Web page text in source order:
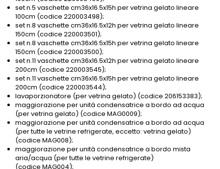
set n.5 vaschette cm36x16.5x15h per vetrina gelato lineare
100cm (codice 220003498);
set n.8 vaschette cm36x16.5x12h per vetrina gelato lineare
150cm (codice 220003501);
set n.8 vaschette cm36x16.5x15h per vetrina gelato lineare
150cm (codice 220003500);
set n.11 vaschette cm36x16.5x12h per vetrina gelato lineare
200cm (codice 220003545);
set n.11 vaschette cm36x16.5x15h per vetrina gelato lineare
200cm (codice 220003544);
lavaporzionatore (per vetrina gelato) (codice 206153383);
maggiorazione per unità condensatrice a bordo ad acqua
(per vetrina gelato) (codice MAG0009);
maggiorazione per unità condensatrice a bordo ad acqua
(per tutte le vetrine refrigerate, eccetto: vetrina gelato)
(codice MAG008);
maggiorazione per unità condensatrice a bordo mista
aria/acqua (per tutte le vetrine refrigerate)
(codice MAG004);